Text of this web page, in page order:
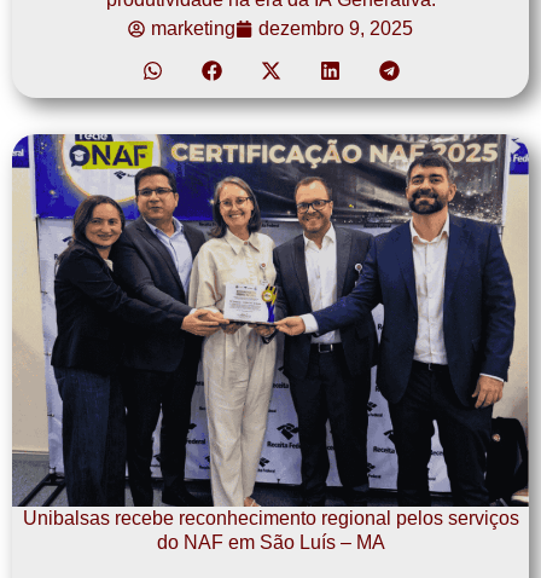
marketing
dezembro 9, 2025
Unibalsas recebe reconhecimento regional pelos serviços
do NAF em São Luís – MA